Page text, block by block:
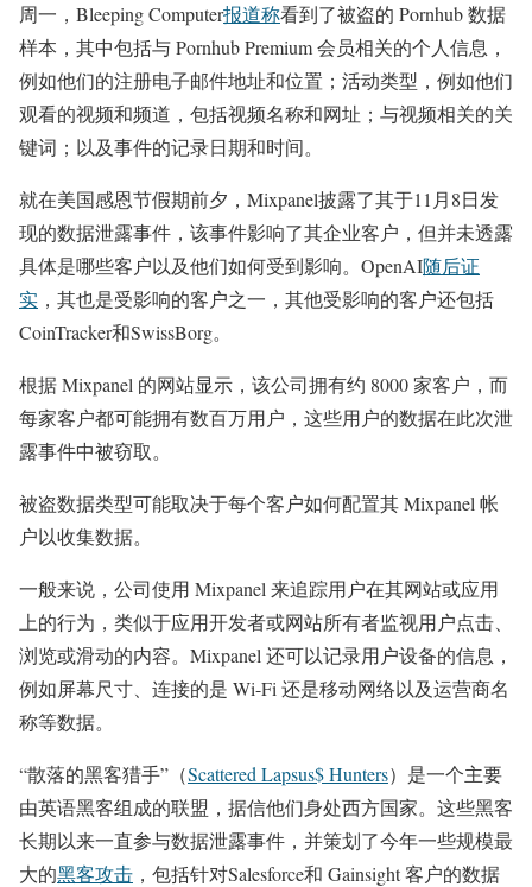
周一，Bleeping Computer报道称看到了被盗的 Pornhub 数据
样本，其中包括与 Pornhub Premium 会员相关的个人信息，
例如他们的注册电子邮件地址和位置；活动类型，例如他们
观看的视频和频道，包括视频名称和网址；与视频相关的关
键词；以及事件的记录日期和时间。
就在美国感恩节假期前夕，Mixpanel披露了其于11月8日发
现的数据泄露事件，该事件影响了其企业客户，但并未透露
具体是哪些客户以及他们如何受到影响。OpenAI随后证
实 ，其也是受影响的客户之一，其他受影响的客户还包括
CoinTracker和SwissBorg。
根据 Mixpanel 的网站显示，该公司拥有约 8000 家客户，而
每家客户都可能拥有数百万用户，这些用户的数据在此次泄
露事件中被窃取。
被盗数据类型可能取决于每个客户如何配置其 Mixpanel 帐
户以收集数据。
一般来说，公司使用 Mixpanel 来追踪用户在其网站或应用
上的行为，类似于应用开发者或网站所有者监视用户点击、
浏览或滑动的内容。Mixpanel 还可以记录用户设备的信息，
例如屏幕尺寸、连接的是 Wi-Fi 还是移动网络以及运营商名
称等数据。
“散落的黑客猎手”（Scattered Lapsus$ Hunters）是一个主要
由英语黑客组成的联盟，据信他们身处西方国家。这些黑客
长期以来一直参与数据泄露事件，并策划了今年一些规模最
大的黑客攻击 ，包括针对Salesforce和 Gainsight 客户的数据